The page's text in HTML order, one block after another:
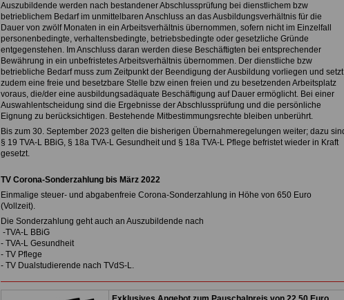
Auszubildende werden nach bestandener Abschlussprüfung bei dienstlichem bzw
betrieblichem Bedarf im unmittelbaren Anschluss an das Ausbildungsverhältnis für die
Dauer von zwölf Monaten in ein Arbeitsverhältnis übernommen, sofern nicht im Einzelfall
personenbedingte, verhaltensbedingte, betriebsbedingte oder gesetzliche Gründe
entgegenstehen. Im Anschluss daran werden diese Beschäftigten bei entsprechender
Bewährung in ein unbefristetes Arbeitsverhältnis übernommen. Der dienstliche bzw
betriebliche Bedarf muss zum Zeitpunkt der Beendigung der Ausbildung vorliegen und setzt
zudem eine freie und besetzbare Stelle bzw einen freien und zu besetzenden Arbeitsplatz
voraus, die/der eine ausbildungsadäquate Beschäftigung auf Dauer ermöglicht. Bei einer
Auswahlentscheidung sind die Ergebnisse der Abschlussprüfung und die persönliche
Eignung zu berücksichtigen. Bestehende Mitbestimmungsrechte bleiben unberührt.
Bis zum 30. September 2023 gelten die bisherigen Übernahmeregelungen weiter; dazu
§ 19 TVA-L BBiG, § 18a TVA-L Gesundheit und § 18a TVA-L Pflege befristet wieder in Kraft
gesetzt.
TV Corona-Sonderzahlung bis März 2022
Einmalige steuer- und abgabenfreie Corona-Sonderzahlung in Höhe von 650 Euro
(Vollzeit).
Die Sonderzahlung geht auch an Auszubildende nach
-TVA-L BBiG
- TVA-L Gesundheit
- TV Pflege
- TV Dualstudierende nach TVdS-L.